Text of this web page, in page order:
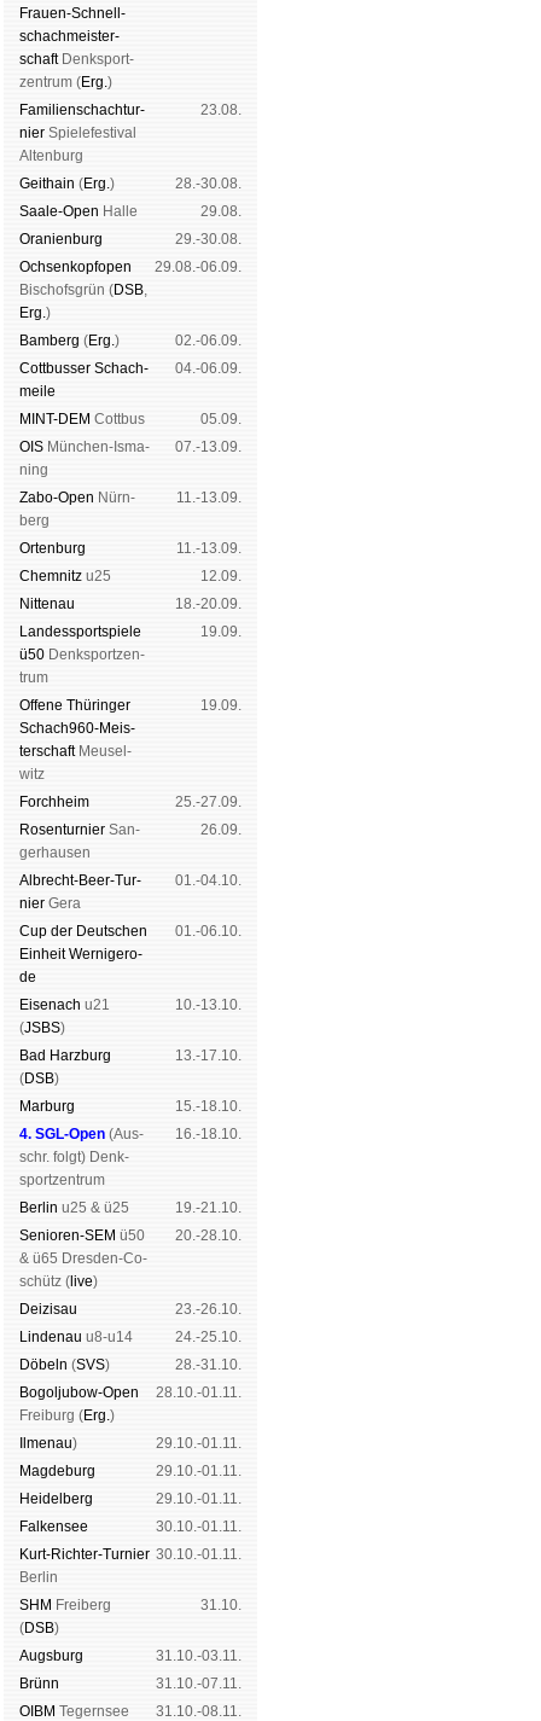
Frauen-Schnell­
schach­meis­ter­
schaftDenk­sport­
zen­trum (Erg.)
Familien­schach­tur­
nier Spiele­fes­ti­val
Al­ten­burg
23.08.
Geit­hain (Erg.)
28.-30.08.
Saale-Open Halle
29.08.
Oranien­burg
29.-30.08.
Och­sen­kopf­open
Bischofs­grün (DSB,
Erg.)
29.08.-06.09.
Bam­berg (Erg.)
02.-06.09.
Cott­busser Schach­
meile
04.-06.09.
MINT-DEM Cott­bus
05.09.
OIS Mün­chen-Is­ma­
ning
07.-13.09.
Zabo-Open Nürn­
berg
11.-13.09.
Orten­burg
11.-13.09.
Chem­nitz u25
12.09.
Nitte­nau
18.-20.09.
Landes­sport­spiele
ü50 Denk­sport­zen­
trum
19.09.
Offene Thü­rin­ger
Schach960-Meis­
ter­schaftMeu­sel­
witz
19.09.
Forch­heim
25.-27.09.
Rosen­tur­nier San­
ger­hau­sen
26.09.
Albrecht-Beer-Tur­
nier Ge­ra
01.-04.10.
Cup der Deut­schen
Ein­heit Wer­ni­ge­ro­
de
01.-06.10.
Eise­nach u21
(JSBS)
10.-13.10.
Bad Harz­burg
(DSB)
13.-17.10.
Mar­burg
15.-18.10.
4. SGL-Open (Aus­
schr. folgt) Denk­
sport­zen­trum
16.-18.10.
Ber­lin u25 & ü25
19.-21.10.
Senioren-SEM ü50
& ü65 Dres­den-Co­
schütz ( live)
20.-28.10.
Dei­zi­sau
23.-26.10.
Lin­de­nau u8-u14
24.-25.10.
Dö­beln (SVS)
28.-31.10.
Bogoljubow-Open
Frei­burg (Erg.)
28.10.-01.11.
Il­me­nau)
29.10.-01.11.
Mag­de­burg
29.10.-01.11.
Hei­del­berg
29.10.-01.11.
Fal­ken­see
30.10.-01.11.
Kurt-Rich­ter-Tur­nier
Ber­lin
30.10.-01.11.
SHM Frei­berg
(DSB)
31.10.
Augs­burg
31.10.-03.11.
Brünn
31.10.-07.11.
OIBM Tegern­see
31.10.-08.11.